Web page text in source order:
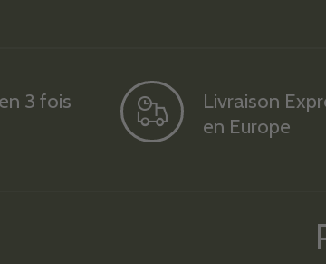
3 fois
Livraison
en Europe